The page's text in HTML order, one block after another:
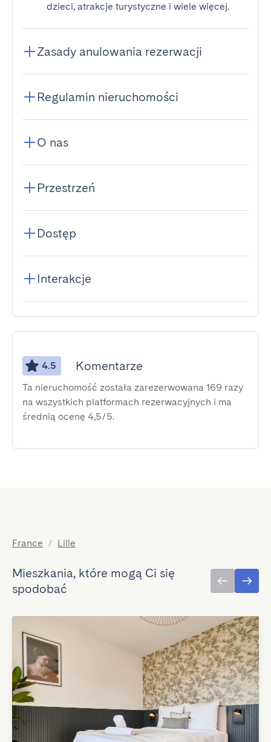
dzieci, atrakcje turystyczne i wiele więcej.
Zasady anulowania rezerwacji
Regulamin nieruchomości
O nas
Przestrzeń
Dostęp
Interakcje
4.5 Komentarze
Ta nieruchomość została zarezerwowana 169 razy
na wszystkich platformach rezerwacyjnych i ma
średnią ocenę 4,5/5.
France / Lille
Mieszkania, które mogą Ci się
spodobać